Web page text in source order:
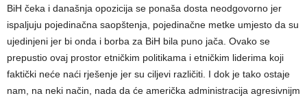
BiH čeka i današnja opozicija se ponaša dosta neodgovorno jer
ispaljuju pojedinačna saopštenja, pojedinačne metke umjesto da su
ujedinjeni jer bi onda i borba za BiH bila puno jača. Ovako se
prepustio ovaj prostor etničkim politikama i etničkim liderima koji
faktički neće naći rješenje jer su ciljevi različiti. I dok je tako ostaje
nam, na neki način, nada da će američka administracija agresivnijm